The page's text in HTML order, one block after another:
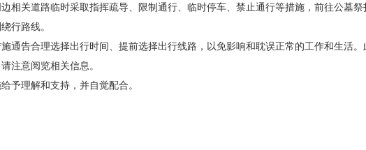
关道路临时采取指挥疏导、限制通行、临时停车、禁止通行等措施，前往公墓祭
行路线。
告合理选择出行时间、提前选择出行线路，以免影响和耽误正常的工作和生活。
注意阅览相关信息。
理解和支持，并自觉配合。